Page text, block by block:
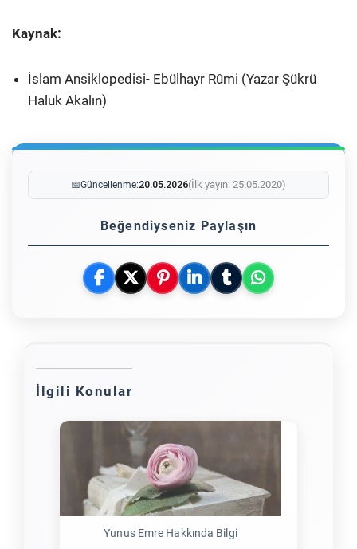
Kaynak:
İslam Ansiklopedisi- Ebülhayr Rûmi (Yazar Şükrü
Haluk Akalın)
📅Güncellenme:20.05.2026(İlk yayın: 25.05.2020)
Beğendiyseniz Paylaşın
İlgili Konular
Yunus Emre Hakkında Bilgi